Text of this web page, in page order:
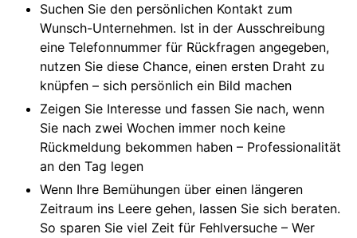
Suchen Sie den persönlichen Kontakt zum
Wunsch-Unternehmen. Ist in der Ausschreibung
eine Telefonnummer für Rückfragen angegeben,
nutzen Sie diese Chance, einen ersten Draht zu
knüpfen – sich persönlich ein Bild machen
Zeigen Sie Interesse und fassen Sie nach, wenn
Sie nach zwei Wochen immer noch keine
Rückmeldung bekommen haben – Professionalität
an den Tag legen
Wenn Ihre Bemühungen über einen längeren
Zeitraum ins Leere gehen, lassen Sie sich beraten.
So sparen Sie viel Zeit für Fehlversuche – Wer